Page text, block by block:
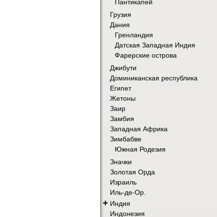
Пантикапей
Грузия
Дания
Гренландия
Датская Западная Индия
Фарерские острова
Джибути
Доминиканская республика
Египет
Жетоны
Заир
Замбия
Западная Африка
Зимбабве
Южная Родезия
Значки
Золотая Орда
Израиль
Иль-де-Ор.
+ Индия
Индонезия